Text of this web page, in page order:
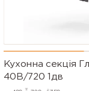
Кухонна секція
40В/720 1дв